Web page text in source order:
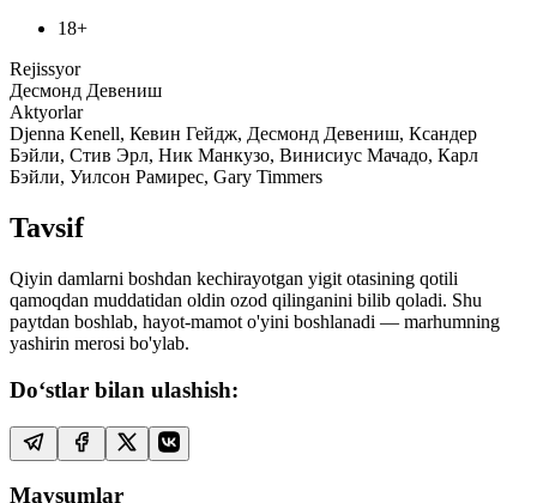
18+
Rejissyor
Десмонд Девениш
Aktyorlar
Djenna Kenell, Кевин Гейдж, Десмонд Девениш, Ксандер
Бэйли, Стив Эрл, Ник Манкузо, Винисиус Мачадо, Карл
Бэйли, Уилсон Рамирес, Gary Timmers
Tavsif
Qiyin damlarni boshdan kechirayotgan yigit otasining qotili
qamoqdan muddatidan oldin ozod qilinganini bilib qoladi. Shu
paytdan boshlab, hayot-mamot o'yini boshlanadi — marhumning
yashirin merosi bo'ylab.
Do‘stlar bilan ulashish:
Mavsumlar